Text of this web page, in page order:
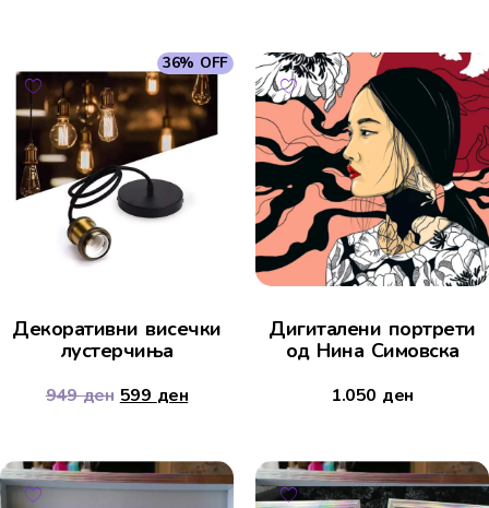
36% OFF
Декоративни висечки
лустерчиња
949ден 599 ден
Дигиталени портрети
од Нина Симовска
1.050 ден